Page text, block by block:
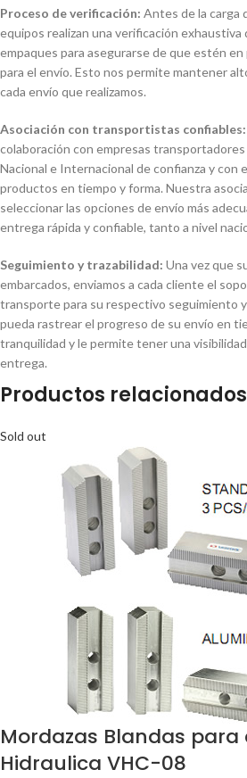
Proceso de verificación: Antes de la carga
equipos realizan una verificación exhaustiva
empaques para asegurarse de que estén
para el envío. Esto nos permite mantener
cada envío que realizamos.
Asociación con transportistas confiables:
colaboración con empresas transportadores
Nacional e Internacional de confianza y con
productos en tiempo y forma. Nuestra
seleccionar las opciones de envío más
entrega rápida y confiable, tanto a nivel
Seguimiento y trazabilidad: Una vez que
embarcados, enviamos a cada cliente el
transporte para su respectivo seguimiento
pueda rastrear el progreso de su envío en
tranquilidad y le permite tener una
entrega.
Productos relacionados
Sold out
Mordazas Blandas para
Hidraulica VHC-08